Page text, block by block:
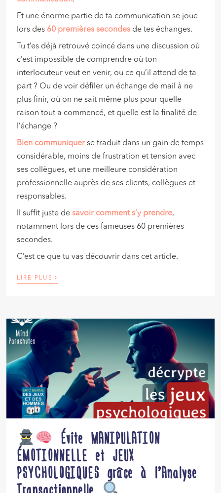
Et une énorme partie de ta communication se joue
lors des 60 premières secondes de tes échanges.
Tu t’es déjà retrouvé coincé dans une discussion où
c’est impossible de comprendre où ton
interlocuteur veut en venir, ou ce qu’il attend de ta
part ? Ou de voir défiler un échange de mail à ne
plus finir, où on ne sait même plus pour quelle
raison tout a commencé, et quelle est la finalité de
l’échange ?
Bien communiquerse traduit dans un gain de temps
considérable, moins de frustration et tension avec
ses collègues, et une meilleure considération
professionnelle auprès de ses clients, collègues et
responsables.
Il suffit juste desavoir comment s’y prendre,
notamment lors de ces fameuses 60 premières
secondes.
C’est ce que tu vas découvrir dans cet article.
LIRE PLUS ›
Évite MANIPULATION
ÉMOTIONNELLE et JEUX
PSYCHOLOGIQUES grâce à l’Analyse
Transactionnelle